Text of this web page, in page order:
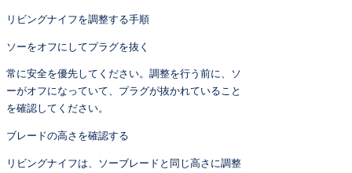
リビングナイフを調整する手順
ソーをオフにしてプラグを抜く
常に安全を優先してください。調整を行う前に、ソ
ーがオフになっていて、プラグが抜かれていること
を確認してください。
ブレードの高さを確認する
リビングナイフは、ソーブレードと同じ高さに調整